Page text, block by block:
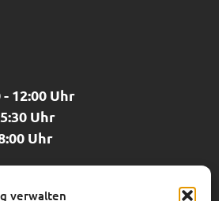
verwalten
- 12:00 Uhr
Uhr
Uhr